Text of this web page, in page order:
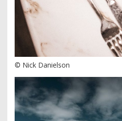
© Nick Danielson